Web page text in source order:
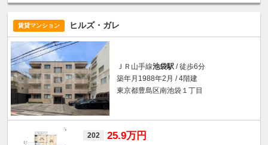
賃貸マンション ヒルズ・ガレ
ＪＲ山手線池袋駅 / 徒歩6分
築年月1988年2月 / 4階建
東京都豊島区南池袋１丁目
202 25.9万円